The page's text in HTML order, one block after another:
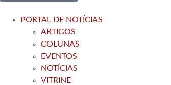
PORTAL DE NOTÍCIAS
ARTIGOS
COLUNAS
EVENTOS
NOTÍCIAS
VITRINE